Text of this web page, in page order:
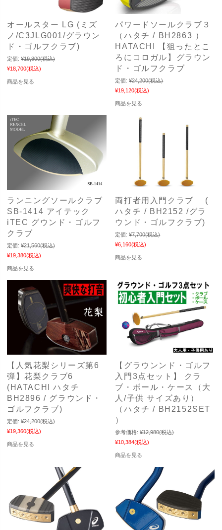
オールスター LG (ミズ
ノ/C3JLG001/グラウン
ド・ゴルフクラブ)
定価: ¥19,800(税込)
¥18,700(税込)
商品を見る
パワードソールクラブ３
（ハタチ / BH2863 ）
HATACHI 【狙ったとこ
ろにコロガル】グラウン
ド・ゴルフクラブ
定価: ¥24,200(税込)
¥19,120(税込)
商品を見る
ランニングソールクラブ
SB-1414 アイテック
iTEC グウンド・ゴルフ
クラブ
定価: ¥21,560(税込)
¥19,380(税込)
商品を見る
両打者用入門クラブ (
ハタチ / BH2152 /グラ
ウンド・ゴルフクラブ)
定価: ¥7,700(税込)
¥6,160(税込)
商品を見る
【人気花梨シリーズ第6
弾】花梨クラブ6
(HATACHI ハタチ
BH2896 / グラウンド・
ゴルフクラブ)
定価: ¥24,200(税込)
¥19,360(税込)
商品を見る
【グラウンンド・ゴルフ
入門3点セット】 クラ
ブ・ボール・ケース（大
人/子供 サイズあり）
（ハタチ / BH2152SET
）
参考価格: ¥12,980(税込)
¥10,384(税込)
商品を見る